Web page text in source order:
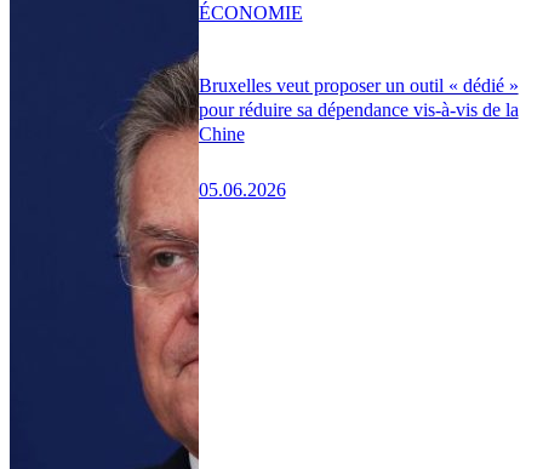
Bruxelles veut proposer un outil « dédié »
pour réduire sa dépendance vis-à-vis de la
Chine
05.06.2026
ÉCONOMIE